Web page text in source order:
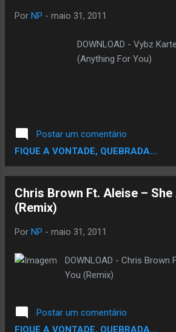
meenie" com o
Chris Brown também
melhora. By G1
Por NP - maio 31, 2011
DOWNLOAD - Vybz
(Anything For You)
Postar um comentário
FIQUE A VONTADE, QUEBRADA...
Chris Brown Ft. Aleise – She
(Remix)
Por NP - maio 31, 2011
DOWNLOAD - Chris Brown
You (Remix)
Postar um comentário
FIQUE A VONTADE, QUEBRADA...